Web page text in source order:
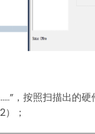
，按照扫描出的
；